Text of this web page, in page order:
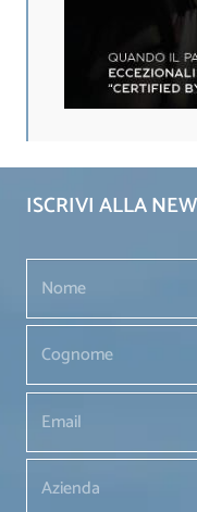
ISCRIVI ALLA